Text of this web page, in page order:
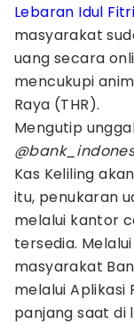
Lebaran Idul Fitri
masyarakat
uang secara
mencukupi
Raya (THR).
Mengutip
Kas Keliling
itu, penukaran
melalui kantor
tersedia.
masyarakat
melalui Aplikasi
panjang saat di